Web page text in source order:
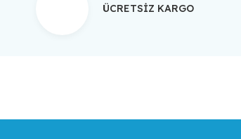
ÜCRETSİZ KARGO